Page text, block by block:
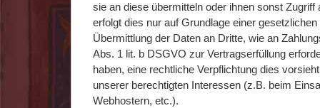
sie an diese übermitteln oder ihnen sonst Zugriff
erfolgt dies nur auf Grundlage einer
Übermittlung der Daten an Dritte, wie an
Abs. 1 lit. b DSGVO zur Vertragserfüllung
haben, eine rechtliche Verpflichtung dies
unserer berechtigten Interessen (z.B. beim
Webhostern, etc.).